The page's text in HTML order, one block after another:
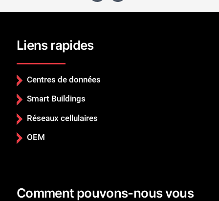
Liens rapides
Centres de données
Smart Buildings
Réseaux cellulaires
OEM
Comment pouvons-nous vous